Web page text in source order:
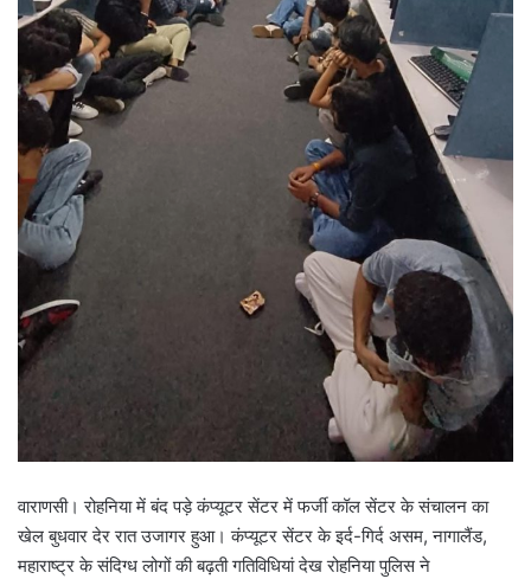
वाराणसी। रोहनिया में बंद पड़े कंप्यूटर सेंटर में फर्जी कॉल सेंटर के संचालन का
खेल बुधवार देर रात उजागर हुआ। कंप्यूटर सेंटर के इर्द-गिर्द असम, नागालैंड,
महाराष्ट्र के संदिग्ध लोगों की बढ़ती गतिविधियां देख रोहनिया पुलिस ने